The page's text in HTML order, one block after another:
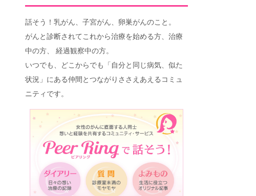
話そう！乳がん、子宮がん、卵巣がんのこと。
がんと診断されてこれから治療を始める方、治療
中の方、 経過観察中の方。
いつでも、どこからでも「自分と同じ病気、似た
状況」にある仲間とつながりささえあえるコミュ
ニティです。